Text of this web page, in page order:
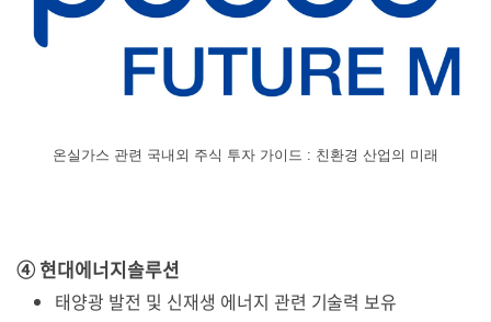
온실가스 관련 국내외 주식 투자 가이드 : 친환경 산업의 미래
④ 현대에너지솔루션
태양광 발전 및 신재생 에너지 관련 기술력 보유